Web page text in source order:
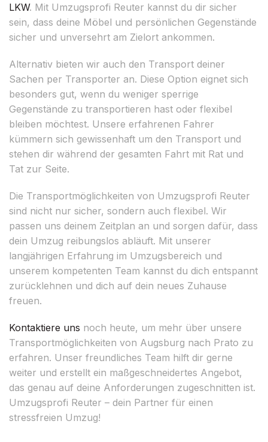
LKW. Mit Umzugsprofi Reuter kannst du dir sicher
sein, dass deine Möbel und persönlichen Gegenstände
sicher und unversehrt am Zielort ankommen.
Alternativ bieten wir auch den Transport deiner
Sachen per Transporter an. Diese Option eignet sich
besonders gut, wenn du weniger sperrige
Gegenstände zu transportieren hast oder flexibel
bleiben möchtest. Unsere erfahrenen Fahrer
kümmern sich gewissenhaft um den Transport und
stehen dir während der gesamten Fahrt mit Rat und
Tat zur Seite.
Die Transportmöglichkeiten von Umzugsprofi Reuter
sind nicht nur sicher, sondern auch flexibel. Wir
passen uns deinem Zeitplan an und sorgen dafür, dass
dein Umzug reibungslos abläuft. Mit unserer
langjährigen Erfahrung im Umzugsbereich und
unserem kompetenten Team kannst du dich entspannt
zurücklehnen und dich auf dein neues Zuhause
freuen.
Kontaktiere uns noch heute, um mehr über unsere
Transportmöglichkeiten von Augsburg nach Prato zu
erfahren. Unser freundliches Team hilft dir gerne
weiter und erstellt ein maßgeschneidertes Angebot,
das genau auf deine Anforderungen zugeschnitten ist.
Umzugsprofi Reuter – dein Partner für einen
stressfreien Umzug!